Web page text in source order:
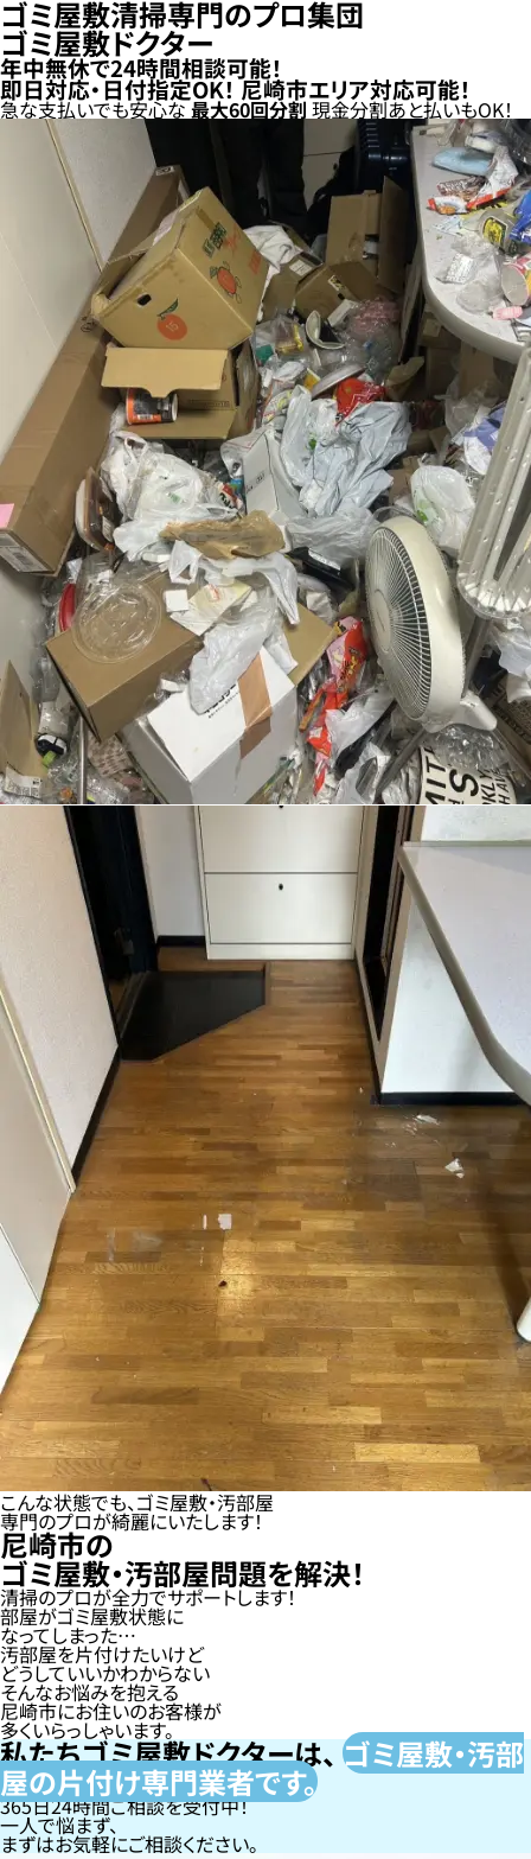
ゴミ屋敷清掃専門のプロ集団
ゴミ屋敷ドクター
年中無休で24時間相談可能！
即日対応・日付指定OK！ 尼崎市エリア対応可能！
急な支払いでも安心な最大60回分割 現金分割あと払いもOK！
こんな状態でも、ゴミ屋敷・汚部屋
専門のプロが綺麗にいたします！
尼崎市の
ゴミ屋敷・汚部屋問題を解決！
清掃のプロが全力でサポートします！
部屋がゴミ屋敷状態に
なってしまった…
汚部屋を片付けたいけど
どうしていいかわからない
そんなお悩みを抱える
尼崎市にお住いのお客様が
多くいらっしゃいます。
私たちゴミ屋敷ドクターは、ゴミ屋敷・汚部
屋の片付け専門業者です。
365日24時間ご相談を受付中！
一人で悩まず、
まずはお気軽にご相談ください。